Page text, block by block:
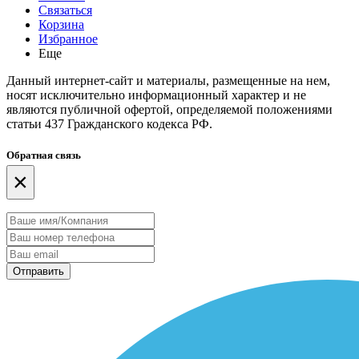
Связаться
Корзина
Избранное
Еще
Данный интернет-сайт и материалы, размещенные на нем,
носят исключительно информационный характер и не
являются публичной офертой, определяемой положениями
статьи 437 Гражданского кодекса РФ.
Обратная связь
×
Отправить